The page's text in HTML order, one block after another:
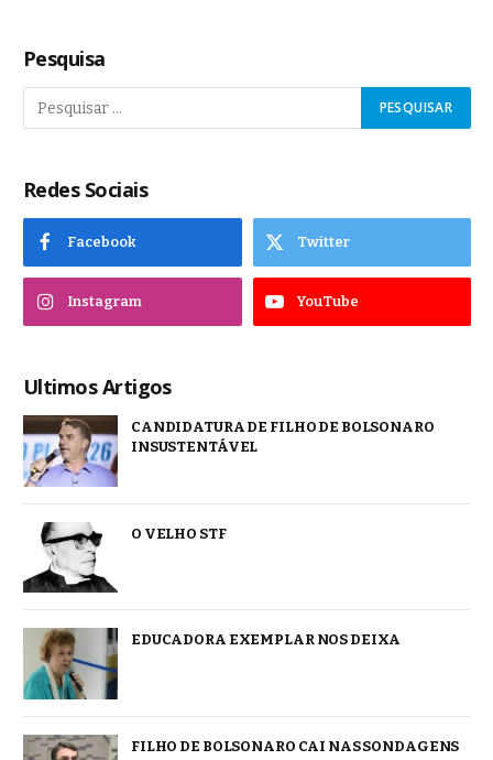
Pesquisa
Redes Sociais
Facebook Twitter
Instagram YouTube
Ultimos Artigos
CANDIDATURA DE FILHO DE BOLSONARO
INSUSTENTÁVEL
O VELHO STF
EDUCADORA EXEMPLAR NOS DEIXA
FILHO DE BOLSONARO CAI NAS SONDAGENS